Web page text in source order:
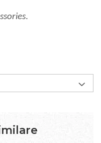
.